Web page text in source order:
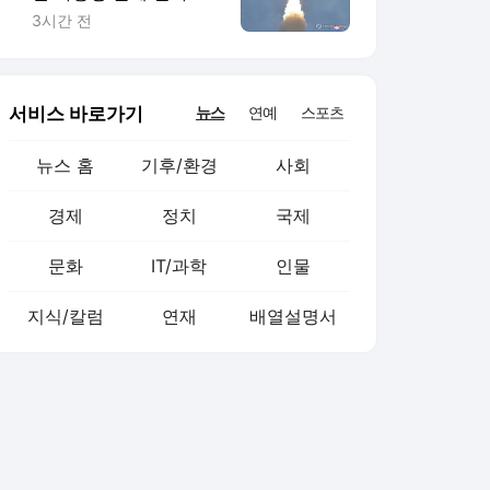
NHK>
3시간 전
서비스 바로가기 뉴스 연예 스포츠
뉴스 홈 기후/환경 사회
경제 정치 국제
문화 IT/과학 인물
지식/칼럼 연재 배열설명서